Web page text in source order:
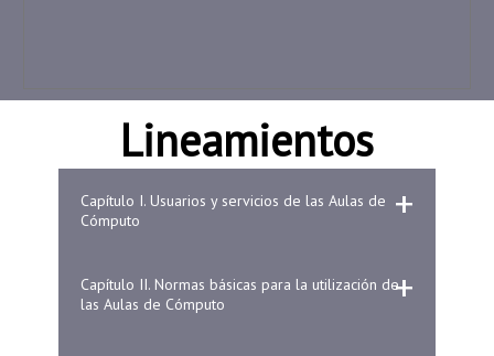
Lineamientos
Capítulo I. Usuarios y servicios de las Aulas de
Cómputo
Capítulo II. Normas básicas para la utilización de
las Aulas de Cómputo